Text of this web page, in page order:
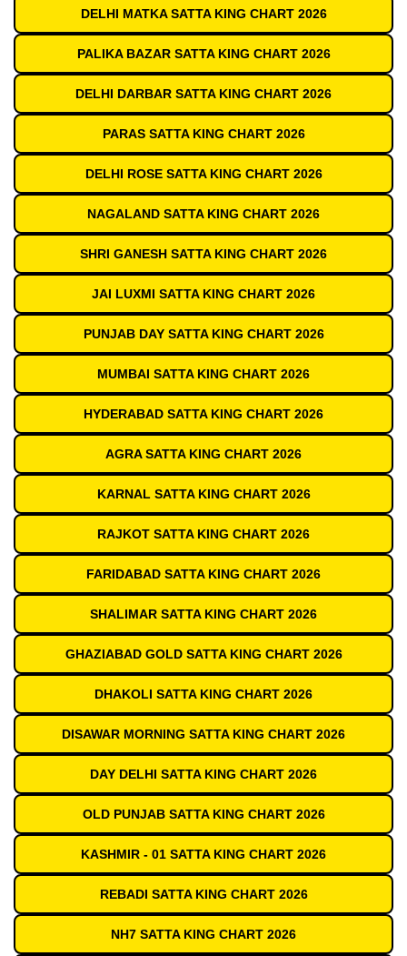
DELHI MATKA SATTA KING CHART 2026
PALIKA BAZAR SATTA KING CHART 2026
DELHI DARBAR SATTA KING CHART 2026
PARAS SATTA KING CHART 2026
DELHI ROSE SATTA KING CHART 2026
NAGALAND SATTA KING CHART 2026
SHRI GANESH SATTA KING CHART 2026
JAI LUXMI SATTA KING CHART 2026
PUNJAB DAY SATTA KING CHART 2026
MUMBAI SATTA KING CHART 2026
HYDERABAD SATTA KING CHART 2026
AGRA SATTA KING CHART 2026
KARNAL SATTA KING CHART 2026
RAJKOT SATTA KING CHART 2026
FARIDABAD SATTA KING CHART 2026
SHALIMAR SATTA KING CHART 2026
GHAZIABAD GOLD SATTA KING CHART 2026
DHAKOLI SATTA KING CHART 2026
DISAWAR MORNING SATTA KING CHART 2026
DAY DELHI SATTA KING CHART 2026
OLD PUNJAB SATTA KING CHART 2026
KASHMIR - 01 SATTA KING CHART 2026
REBADI SATTA KING CHART 2026
NH7 SATTA KING CHART 2026